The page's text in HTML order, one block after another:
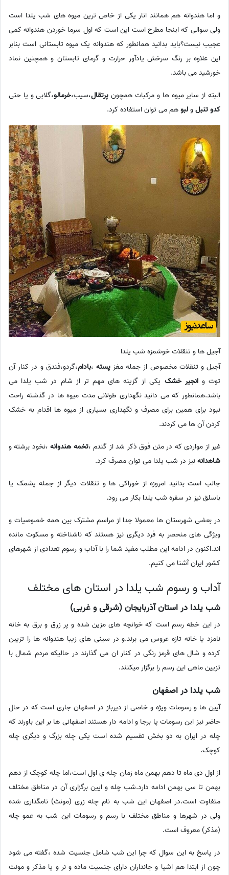
و اما هندوانه هم همانند انار یکی از خاص ترین میوه های شب یلدا است
ولی سوالی که اینجا مطرح است این است که اول سرما خوردن هندوانه کمی
عجیب نیست؟باید بدانید همانطور که هندوانه یک میوه تابستانی است بنابر
این علاوه بر رنگ سرخش یادآور حرارت و گرمای تابستان و همچنین نماد
خورشید می باشد.
البته از سایر میوه ها و مرکبات همچون پرتقال،سیب،خرمالو،گلابی و یا حتی
کدو تنبلولبوهم می توان استفاده کرد.
آجیل ها و تنقلات خوشمزه شب یلدا
آجیل و تنقلات مخصوص از جمله مغزپسته ،بادام،گردو،فندق و در کنار آن
توت وانجیر خشک یکی از گزینه های مهم تر از شام در شب یلدا می
باشد.همانطور که می دانید نگهداری طولانی مدت میوه ها در گذشته راحت
نبود برای همین برای مصرف و نگهداری بسیاری از میوه ها اقدام به خشک
کردن آن ها می کردند.
غیر از مواردی که در متن فوق ذکر شد از گندم ،تخمه هندوانه،نخود برشته و
شاهدانهنیز در شب یلدا می توان مصرف کرد.
جالب است بدانید امروزه از خوراکی ها و تنقلات دیگر از جمله پشمک یا
باسلق نیز در سفره شب یلدا بکار می رود.
در بعضی شهرستان ها معمولا جدا از مراسم مشترک بین همه خصوصیات و
ویژگی های منحصر به فرد دیگری نیز هستند که ناشناخته و مسکوت مانده
اند.اکنون در ادامه این مطلب مفید شما را با آداب و رسوم تعدادی از شهرهای
کشور ایران آشنا می کنیم.
آداب و رسوم شب یلدا در استان های مختلف
شب یلدا در استان آذربایجان (شرقی و غربی)
در این خطه رسم است که خوانچه های مزین شده و پر زرق و برق به خانه
نامزد یا خانه تازه عروس می برند.و در سینی های زیبا هندوانه ها را تزیین
کرده و شال های قرمز رنگی در کنار ان می گذارند در حالیکه مردم شمال با
تزیین ماهی این رسم را برگزار میکنند.
شب یلدا در اصفهان
آیین ها و رسومات ویژه و خاصی از دیرباز در اصفهان جاری است که در حال
حاضر نیز این رسومات پا برجا و ادامه دار هستند اصفهانی ها بر این باورند که
چله در ایران به دو بخش تقسیم شده است یکی چله بزرگ و دیگری چله
کوچک.
از اول دی ماه تا دهم بهمن ماه زمان چله ی اول است،اما چله کوچک از دهم
بهمن تا سی بهمن ادامه دارد.شب چله و ایین برگزاری آن در مناطق مختلف
متفاوت است.در اصفهان این شب به نام چله زری (مونث) نامگذاری شده
ولی در شهرها و مناطق مختلف با رسم و رسومات این شب به عمو چله
(مذکر) معروف است.
در پاسخ به این سوال که چرا این شب شامل جنسیت شده ،گفته می شود
چون از ابتدا هم اشیا و جانداران دارای جنسیت ماده و نر و یا مذکر و مونث